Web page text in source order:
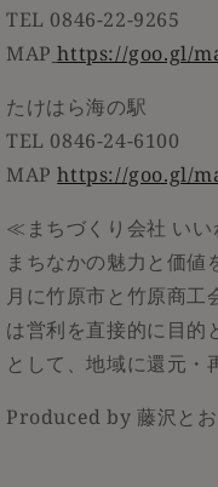
TEL 0846-22-9265
MAP https://goo.gl/
たけはら海の駅
TEL 0846-24-6100
MAPhttps://goo.gl/
≪まちづくり会社 い
まちなかの魅力と価
月に竹原市と竹原商
は営利を直接的に目的
として、地域に還元・
Produced by 藤沢とお